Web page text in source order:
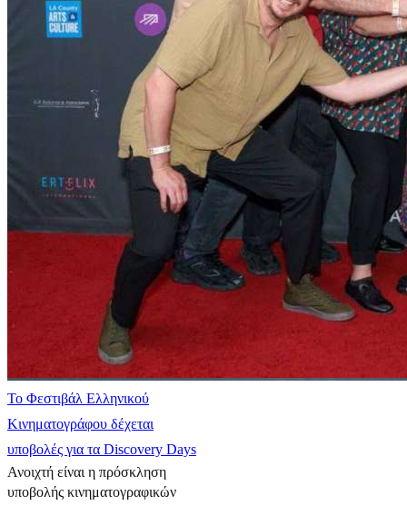
Το Φεστιβάλ Ελληνικού
Κινηματογράφου δέχεται
υποβολές για τα Discovery Days
Ανοιχτή είναι η πρόσκληση
υποβολής κινηματογραφικών